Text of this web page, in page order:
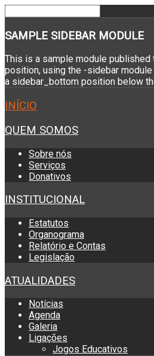
SAMPLE SIDEBAR MODULE
This is a sample module
position, using the -sidebar
a sidebar_bottom position below
INÍCIO
QUEM SOMOS
Sobre nós
Serviços
Donativos
INSTITUCIONAL
Estatutos
Organograma
Relatório e Contas
Legislação
ATUALIDADES
Notícias
Agenda
Galeria
Ligações
Jogos Educativos